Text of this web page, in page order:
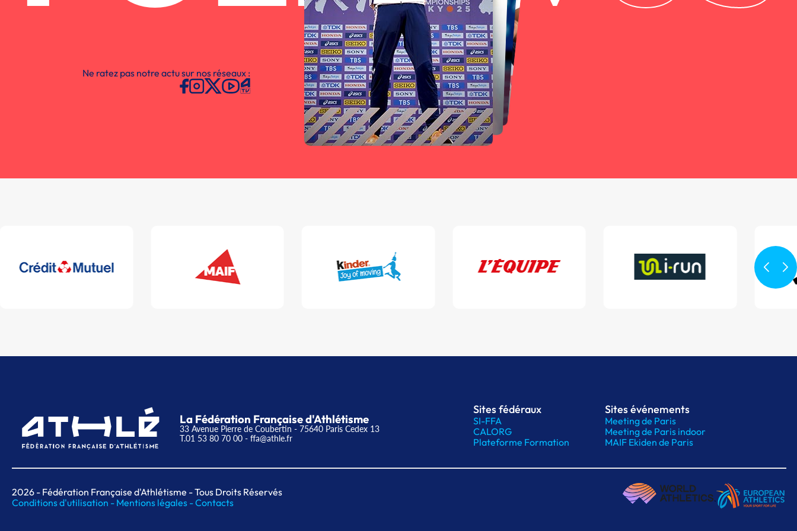
Ne ratez pas notre actu sur nos réseaux :
La Fédération Française d'Athlétisme
33 Avenue Pierre de Coubertin - 75640 Paris Cedex 13
T.01 53 80 70 00 - ffa@athle.fr
Sites fédéraux
SI-FFA
CALORG
Plateforme Formation
Sites événements
Meeting de Paris
Meeting de Paris indoor
MAIF Ekiden de Paris
2026 - Fédération Française d'Athlétisme - Tous Droits Réservés
Conditions d'utilisation - Mentions légales -Contacts